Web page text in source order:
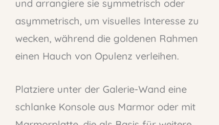
und arrangiere sie symmetrisch oder
asymmetrisch, um visuelles Interesse zu
wecken, während die goldenen Rahmen
einen Hauch von Opulenz verleihen.
Platziere unter der Galerie-Wand eine
schlanke Konsole aus Marmor oder mit